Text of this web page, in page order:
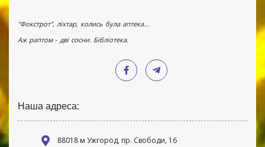
"Фокстрот", ліхтар, колись була аптека...
Аж раптом - дві сосни. Бібліотека.
Наша адреса:
88018 м Ужгород, пр. Свободи, 16